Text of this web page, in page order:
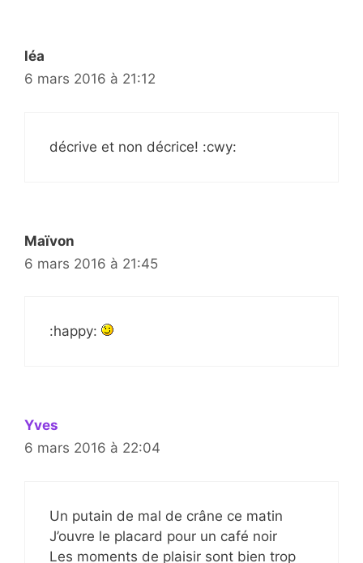
léa
6 mars 2016 à 21:12
décrive et non décrice! :cwy:
Maïvon
6 mars 2016 à 21:45
:happy:
Yves
6 mars 2016 à 22:04
Un putain de mal de crâne ce matin
J’ouvre le placard pour un café noir
Les moments de plaisir sont bien trop